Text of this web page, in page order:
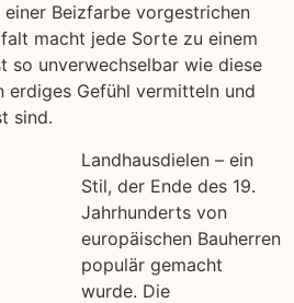
Beizfarbe vorgestrichen
macht jede Sorte zu einem
so unverwechselbar wie diese
erdiges Gefühl vermitteln und
sind.
Landhausdielen – ein
Stil, der Ende des 19.
Jahrhunderts von
europäischen Bauherren
populär gemacht
wurde. Die